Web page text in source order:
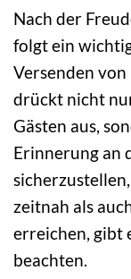
Nach der
folgt ein
Versenden
drückt nicht
Gästen aus,
Erinnerung an
zeitnah als
erreichen, gibt
beachten.